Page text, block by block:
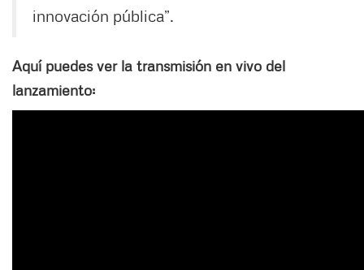
innovación pública”.
Aquí puedes ver la transmisión en vivo del
lanzamiento: